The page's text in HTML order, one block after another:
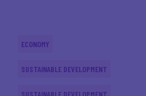
ECONOMY
SUSTAINABLE DEVELOPMENT
SUSTAINABLE DEVELOPMENT